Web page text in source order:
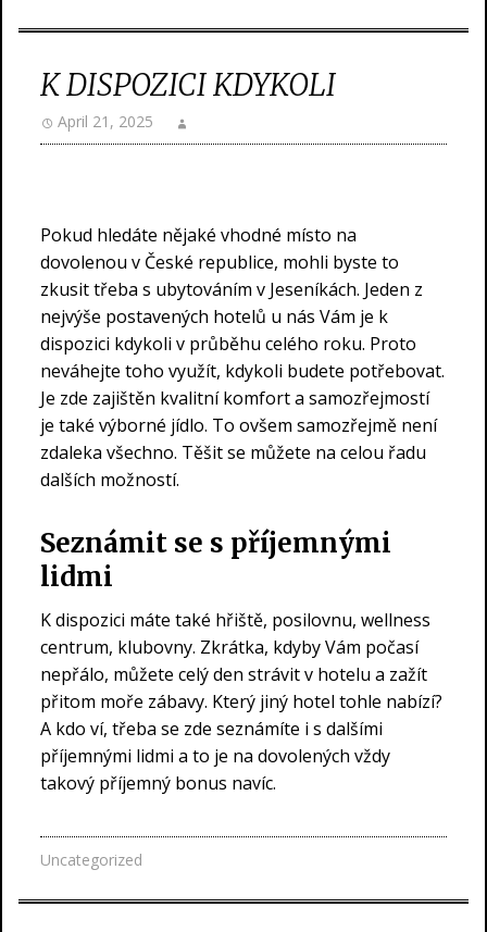
K DISPOZICI KDYKOLI
April 21, 2025
Pokud hledáte nějaké vhodné místo na
dovolenou v České republice, mohli byste to
zkusit třeba s ubytováním v Jeseníkách. Jeden z
nejvýše postavených hotelů u nás Vám je k
dispozici kdykoli v průběhu celého roku. Proto
neváhejte toho využít, kdykoli budete potřebovat.
Je zde zajištěn kvalitní komfort a samozřejmostí
je také výborné jídlo. To ovšem samozřejmě není
zdaleka všechno. Těšit se můžete na celou řadu
dalších možností.
Seznámit se s příjemnými
lidmi
K dispozici máte také hřiště, posilovnu, wellness
centrum, klubovny. Zkrátka, kdyby Vám počasí
nepřálo, můžete celý den strávit v hotelu a zažít
přitom moře zábavy. Který jiný hotel tohle nabízí?
A kdo ví, třeba se zde seznámíte i s dalšími
příjemnými lidmi a to je na dovolených vždy
takový příjemný bonus navíc.
Uncategorized